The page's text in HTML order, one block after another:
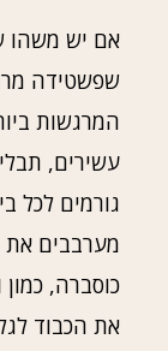
אם יש משהו
שפשטידה
המרגשות
עשירים,
גורמים לכל
מערבבים את
כוסברה,
את הכבוד